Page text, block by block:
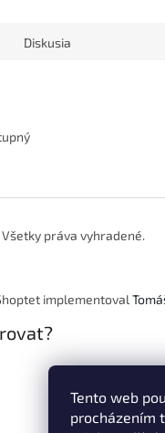
Tento web
procházením
Diskusia
Všetky práva vyhradené.
implementoval